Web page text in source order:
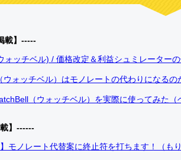
載】-----
ォッチベル) / 価格改定＆利益シュミレーター
ウォッチベル）はモノレートの代わりになる
（ウォッチベル）を実際に使ってみた
載】------
】モノレート代替案に終止符を打ちます！（も